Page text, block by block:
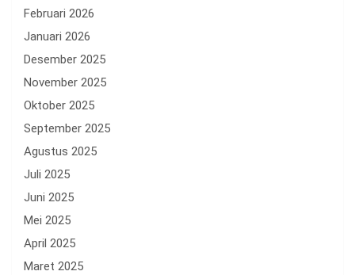
Februari 2026
Januari 2026
Desember 2025
November 2025
Oktober 2025
September 2025
Agustus 2025
Juli 2025
Juni 2025
Mei 2025
April 2025
Maret 2025